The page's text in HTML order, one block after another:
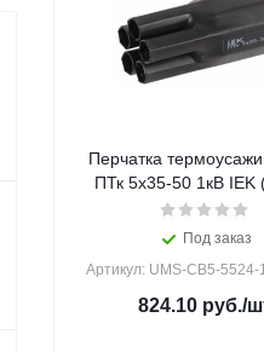
Перчатка
ПТк 5х35-50 1кВ IEK
Под заказ
Артикул: UMS-CB5-5524-
824.10 руб./